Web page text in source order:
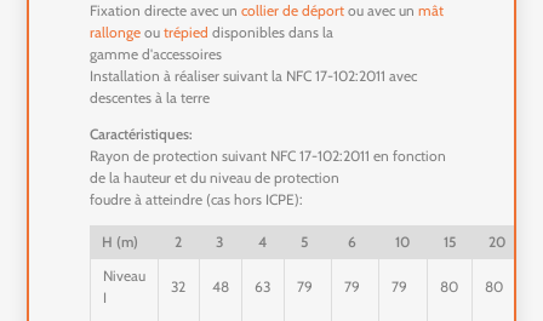
Fixation directe avec uncollier de déport ou avec unmât
rallonge outrépied disponibles dans la
gamme d'accessoires
Installation à réaliser suivant la NFC 17-102:2011 avec
descentes à la terre
Caractéristiques:
Rayon de protection suivant NFC 17-102:2011 en fonction
de la hauteur et du niveau de protection
foudre à atteindre (cas hors ICPE):
H (m) 2 3 4 5 6 10 15 20
Niveau
I
32 48 63 79 79 79 80 80